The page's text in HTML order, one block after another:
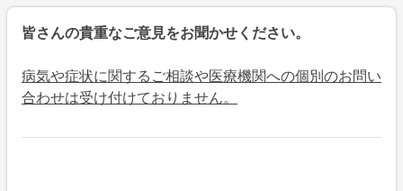
皆さんの貴重なご意見をお聞かせください。
病気や症状に関するご相談や医療機関への個別のお問い
合わせは受け付けておりません。